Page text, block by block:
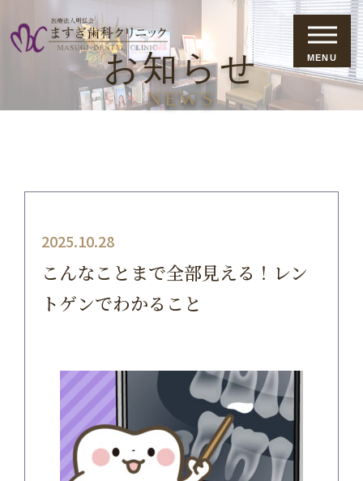
MENU
お知らせ
NEWS
2025.10.28
こんなことまで全部見える！レン
トゲンでわかること